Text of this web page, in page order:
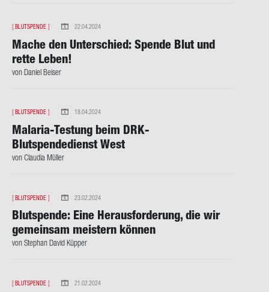
[ BLUTSPENDE ] 22.04.2024
Mache den Un­ter­schied: Spen­de Blut und
rette Leben!
von Da­ni­el Bei­ser
[ BLUTSPENDE ] 18.04.2024
Malaria-​Testung beim DRK-​
Blutspendedienst West
von Clau­dia Mül­ler
[ BLUTSPENDE ] 23.02.2024
Blut­spen­de: Eine Her­aus­for­de­rung, die wir
ge­mein­sam meis­tern kön­nen
von Ste­phan David Küp­per
[ BLUTSPENDE ] 21.02.2024